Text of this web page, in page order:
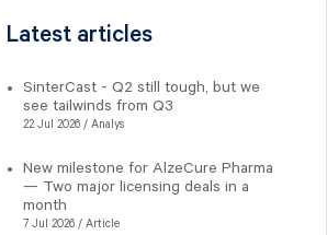
Latest articles
SinterCast - Q2 still tough, but we
see tailwinds from Q3
22 Jul 2026 / Analys
New milestone for AlzeCure Pharma
— Two major licensing deals in a
month
7 Jul 2026 / Article